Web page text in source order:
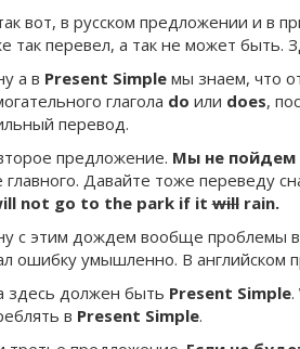
вот, в русском предложении и в
так перевел, а так не может быть.
а в Present Simpleмы знаем, что
глагола do или does,
перевод.
предложение. Мы не пойдем
главного. Давайте тоже переведу
not go to the park if itwillrain.
с этим дождем вообще проблемы
ошибку умышленно. В английском
здесь должен быть Present Simple.
в Present Simple.